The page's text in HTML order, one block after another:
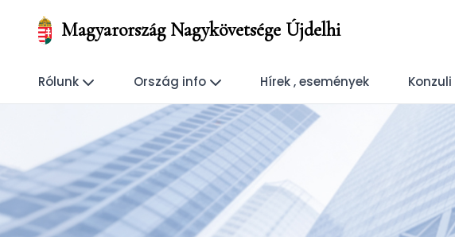
Magyarország Nagykövetsége Újdelhi
Rólunk Ország info Hírek , események